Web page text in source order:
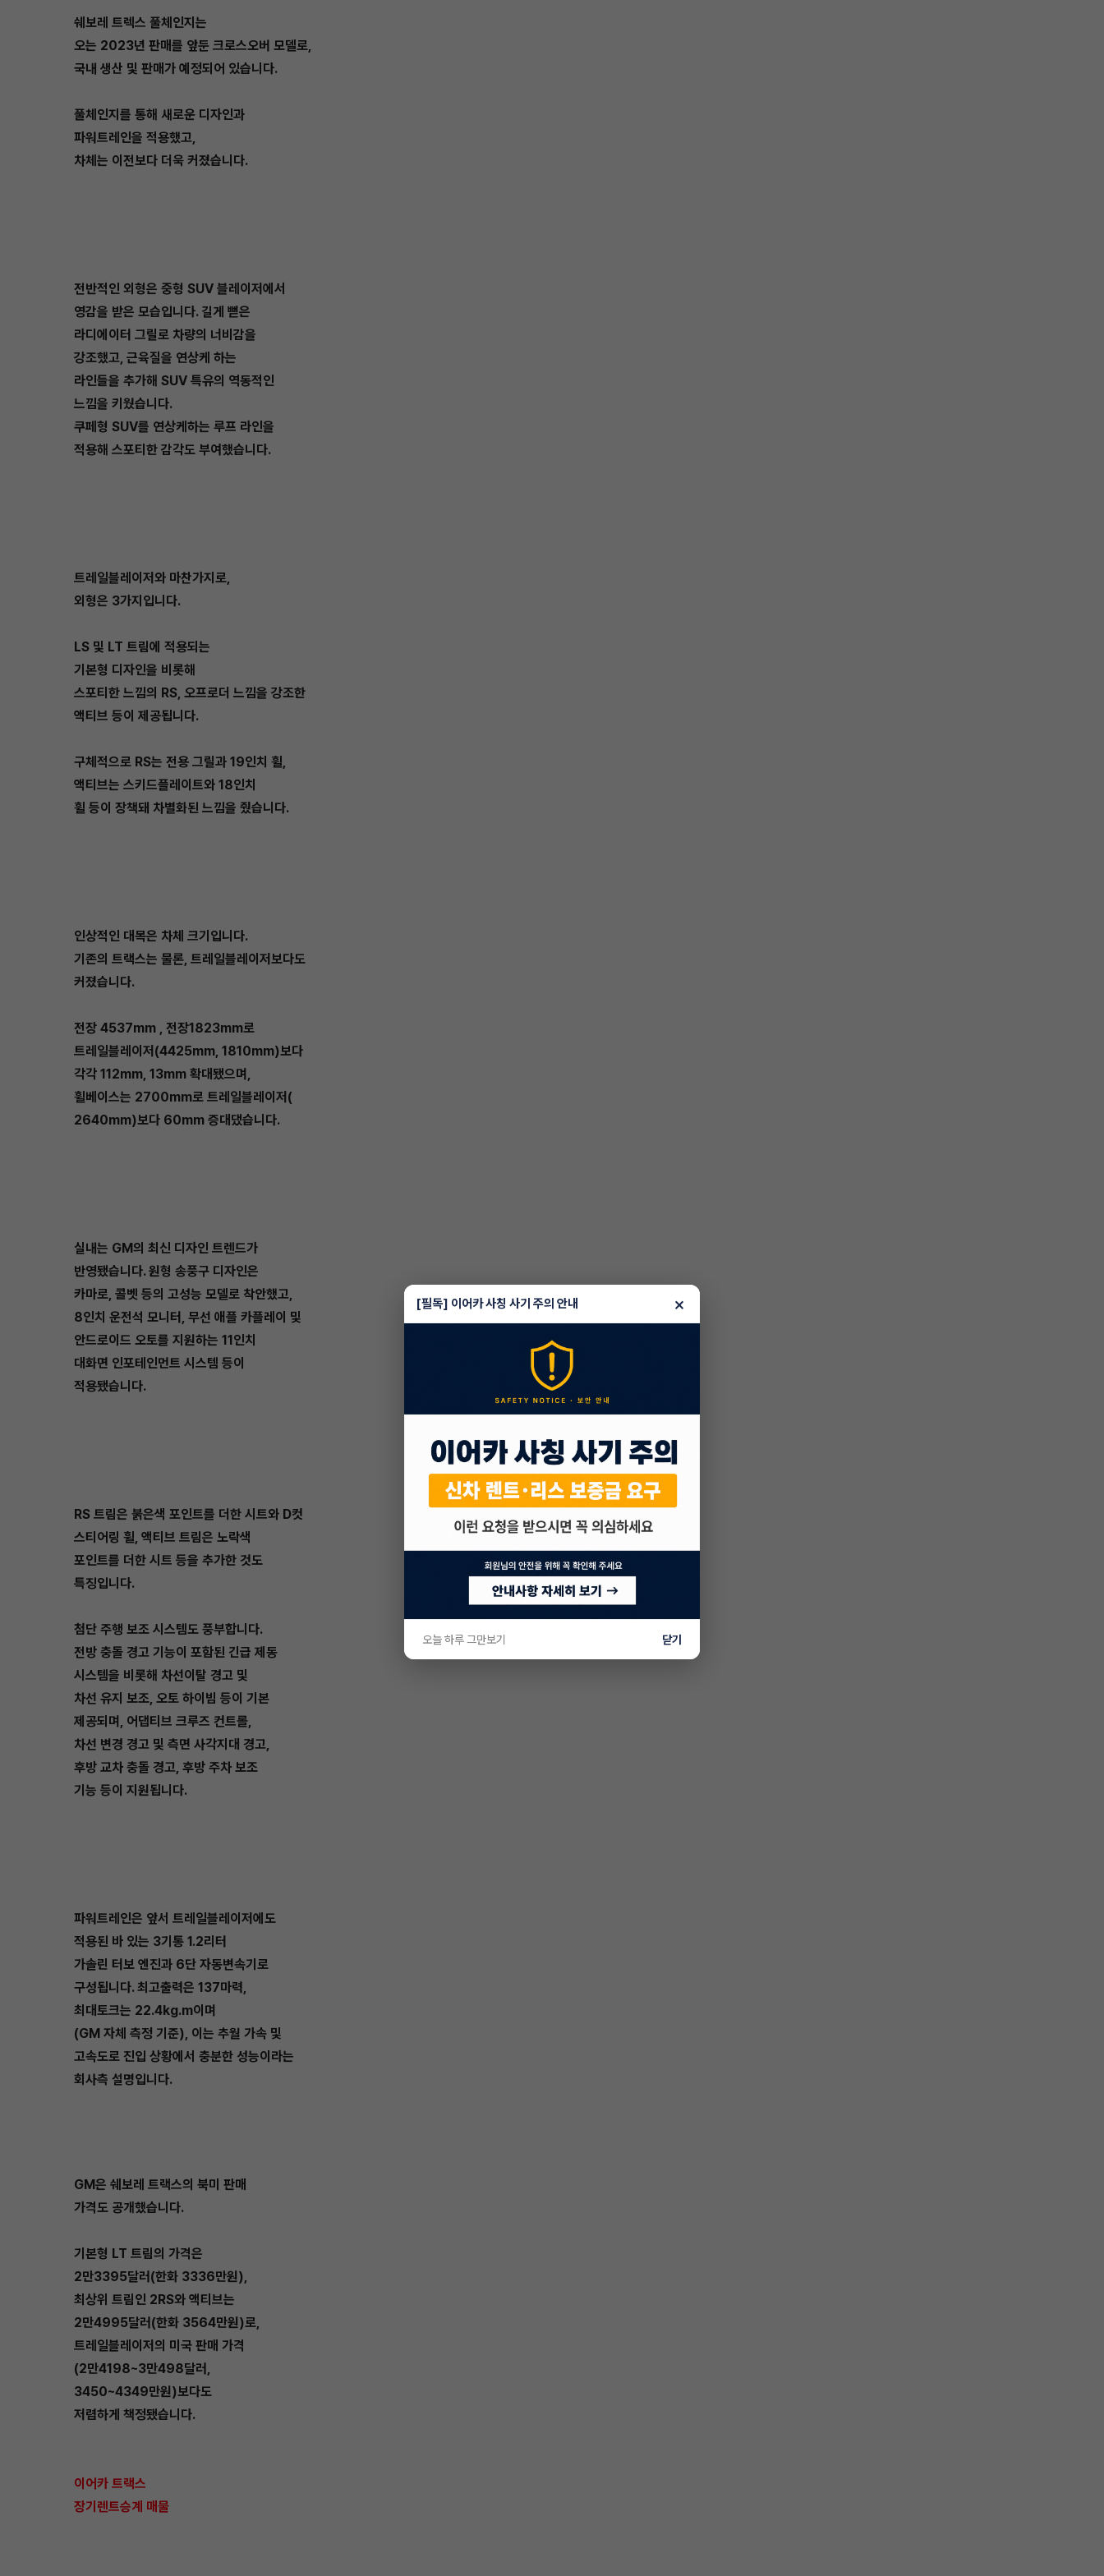
쉐보레 트렉스 풀체인지는
오는 2023년 판매를 앞둔 크로스오버 모델로,
국내 생산 및 판매가 예정되어 있습니다.
풀체인지를 통해 새로운 디자인과
파워트레인을 적용했고,
차체는 이전보다 더욱 커졌습니다.
전반적인 외형은 중형 SUV 블레이저에서
영감을 받은 모습입니다. 길게 뻗은
라디에이터 그릴로 차량의 너비감을
강조했고, 근육질을 연상케 하는
라인들을 추가해 SUV 특유의 역동적인
느낌을 키웠습니다.
쿠페형 SUV를 연상케하는 루프 라인을
적용해 스포티한 감각도 부여했습니다.
트레일블레이저와 마찬가지로,
외형은 3가지입니다.
LS 및 LT 트림에 적용되는
기본형 디자인을 비롯해
스포티한 느낌의 RS, 오프로더 느낌을 강조한
액티브 등이 제공됩니다.
구체적으로 RS는 전용 그릴과 19인치 휠,
액티브는 스키드플레이트와 18인치
휠 등이 장책돼 차별화된 느낌을 줬습니다.
인상적인 대목은 차체 크기입니다.
기존의 트랙스는 물론, 트레일블레이저보다도
커졌습니다.
전장 4537mm , 전장1823mm로
트레일블레이저(4425mm, 1810mm)보다
각각 112mm, 13mm 확대됐으며,
휠베이스는 2700mm로 트레일블레이저(
2640mm)보다 60mm 증대댔습니다.
실내는 GM의 최신 디자인 트렌드가
반영됐습니다. 원형 송풍구 디자인은
카마로, 콜벳 등의 고성능 모델로 착안했고,
8인치 운전석 모니터, 무선 애플 카플레이 및
안드로이드 오토를 지원하는 11인치
대화면 인포테인먼트 시스템 등이
적용됐습니다.
RS 트림은 붉은색 포인트를 더한 시트와 D컷
스티어링 휠, 액티브 트림은 노락색
포인트를 더한 시트 등을 추가한 것도
특징입니다.
첨단 주행 보조 시스템도 풍부합니다.
전방 충돌 경고 기능이 포함된 긴급 제동
시스템을 비롯해 차선이탈 경고 및
차선 유지 보조, 오토 하이빔 등이 기본
제공되며, 어댑티브 크루즈 컨트롤,
차선 변경 경고 및 측면 사각지대 경고,
후방 교차 충돌 경고, 후방 주차 보조
기능 등이 지원됩니다.
파워트레인은 앞서 트레일블레이저에도
적용된 바 있는 3기통 1.2리터
가솔린 터보 엔진과 6단 자동변속기로
구성됩니다. 최고출력은 137마력,
최대토크는 22.4kg.m이며
(GM 자체 측정 기준), 이는 추월 가속 및
고속도로 진입 상황에서 충분한 성능이라는
회사측 설명입니다.
GM은 쉐보레 트랙스의 북미 판매
가격도 공개했습니다.
기본형 LT 트림의 가격은
2만3395달러(한화 3336만원),
최상위 트림인 2RS와 액티브는
2만4995달러(한화 3564만원)로,
트레일블레이저의 미국 판매 가격
(2만4198~3만498달러,
3450~4349만원)보다도
저렴하게 책정됐습니다.
이어카 트랙스
장기렌트승계 매물
[필독] 이어카 사칭 사기 주의 안내 ×
오늘 하루 그만보기 닫기